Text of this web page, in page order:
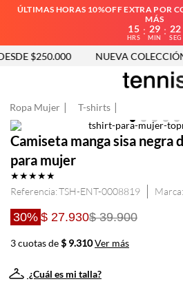
ÚLTIMAS HORAS 10%OFF EXTRA POR
MÁS
15
HRS
: 29
MIN
: 22
SEG
$250.000 NUEVA COLECCIÓN
Ropa Mujer T-shirts
Camiseta manga sisa negra
para mujer
★★★★★
Referencia:TSH-ENT-0008819
30% $ 27.930$ 39.900
3 cuotas de$ 9.310Ver más
¿Cuál es mi talla?